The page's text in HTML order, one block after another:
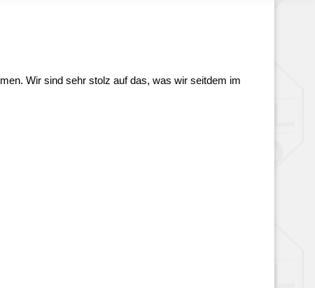
Wir sind sehr stolz auf das, was wir seitdem im